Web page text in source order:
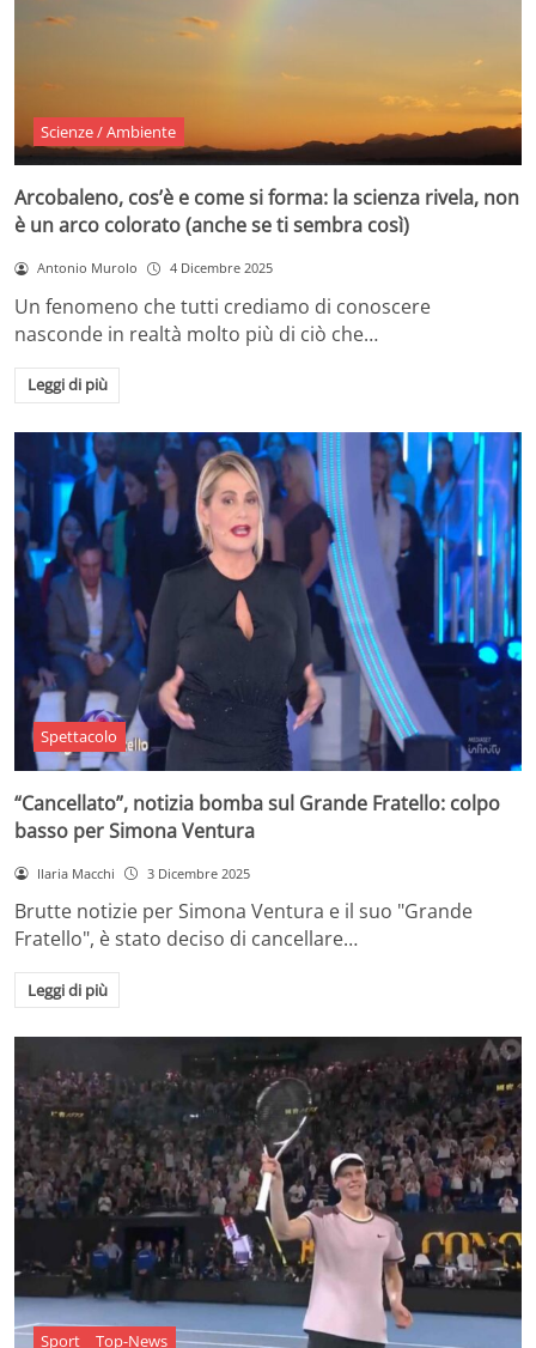
Scienze / Ambiente
Arcobaleno, cos’è e come si forma: la scienza rivela, non
è un arco colorato (anche se ti sembra così)
Antonio Murolo 4 Dicembre 2025
Un fenomeno che tutti crediamo di conoscere
nasconde in realtà molto più di ciò che…
Leggi di più
Spettacolo
“Cancellato”, notizia bomba sul Grande Fratello: colpo
basso per Simona Ventura
Ilaria Macchi 3 Dicembre 2025
Brutte notizie per Simona Ventura e il suo "Grande
Fratello", è stato deciso di cancellare…
Leggi di più
Sport Top-News